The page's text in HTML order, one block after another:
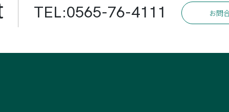
TEL:0565-76-4111 お問